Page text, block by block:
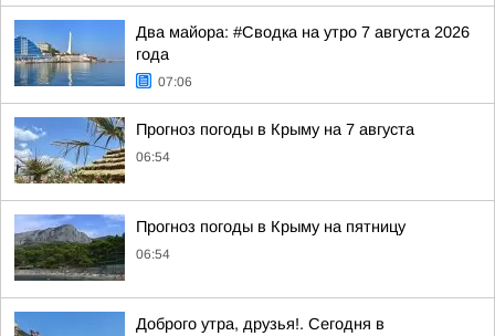
Два майора: #Сводка на утро 7 августа 2026
года
07:06
Прогноз погоды в Крыму на 7 августа
06:54
Прогноз погоды в Крыму на пятницу
06:54
Доброго утра, друзья!. Сегодня в